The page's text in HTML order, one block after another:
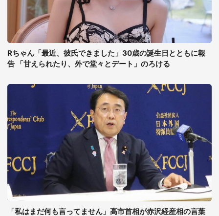
Rちゃん「最近、彼氏できました」30歳の誕生日とともに報
告 「甘えられたり、外で堂々とデート」のろける
「私はまだ何も言ってません」高市首相が赤沢経産相の言葉